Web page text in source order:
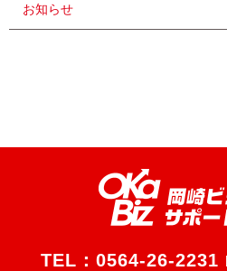
お知らせ
TEL： 0564-26-2231